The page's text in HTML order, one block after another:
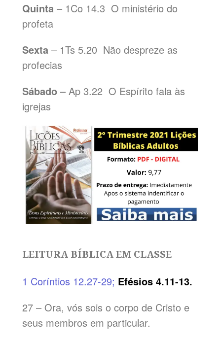
Quinta – 1Co 14.3 O ministério do
profeta
Sexta– 1Ts 5.20 Não despreze as
profecias
Sábado – Ap 3.22 O Espírito fala às
igrejas
LEITURA BÍBLICA EM CLASSE
1 Coríntios 12.27-29; Efésios 4.11-13.
27 – Ora, vós sois o corpo de Cristo e
seus membros em particular.